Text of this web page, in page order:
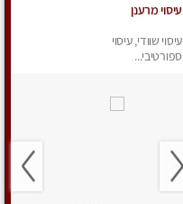
עיסוי מרענן
עיסוי שוודי, עיסוי
ספורטיבי...